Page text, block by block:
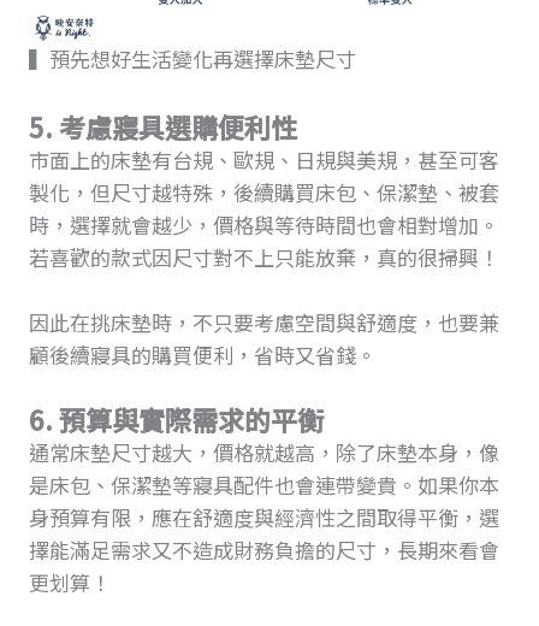
▍預先想好生活變化再選擇床墊尺寸
5. 考慮寢具選購便利性
市面上的床墊有台規、歐規、日規與美規，甚至可客
製化，但尺寸越特殊，後續購買床包、保潔墊、被套
時，選擇就會越少，價格與等待時間也會相對增加。
若喜歡的款式因尺寸對不上只能放棄，真的很掃興！
因此在挑床墊時，不只要考慮空間與舒適度，也要兼
顧後續寢具的購買便利，省時又省錢。
6. 預算與實際需求的平衡
通常床墊尺寸越大，價格就越高，除了床墊本身，像
是床包、保潔墊等寢具配件也會連帶變貴。如果你本
身預算有限，應在舒適度與經濟性之間取得平衡，選
擇能滿足需求又不造成財務負擔的尺寸，長期來看會
更划算！